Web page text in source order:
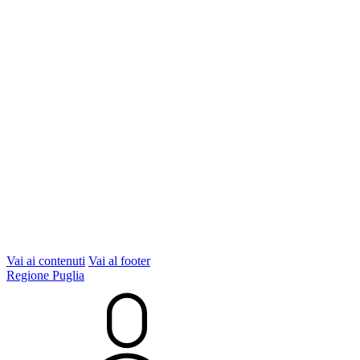
Vai ai contenuti Vai al footer
Regione Puglia